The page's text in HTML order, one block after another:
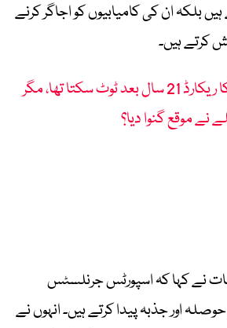
بلکہ ان کی کامیابیوں کو اجاگر کرنے
کرتے ہیں۔
برائن لارا کا ریکارڈ 21 سال بعد ٹوٹ سکتا تھا، مگر
نے موقع گنوا دیا؟
نے کہا کہ اسپورٹس جرنلسٹس
اور جذبہ پیدا کرتے ہیں۔ انہوں نے